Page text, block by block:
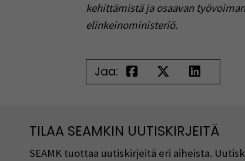
kehittämistä ja osaavan
elinkeinoministeriö.
Jaa:
TILAA SEAMKIN UUTISKIRJEITÄ
SEAMK tuottaa uutiskirjeitä eri aiheista.